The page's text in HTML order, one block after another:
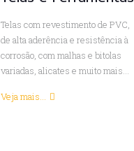
Telas com revestimento de PVC,
de alta aderência e resistência à
corrosão, com malhas e bitolas
variadas, alicates e muito mais...
Veja mais...